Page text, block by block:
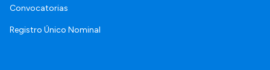
Convocatorias
Registro Único Nominal